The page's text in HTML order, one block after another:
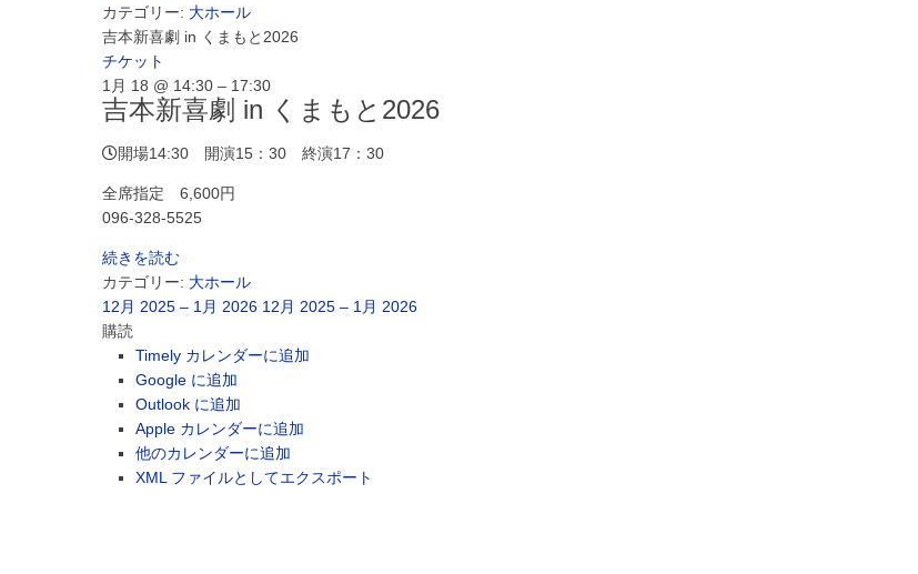
カテゴリー: 大ホール
吉本新喜劇 in くまもと2026
チケット
1月 18 @ 14:30 – 17:30
吉本新喜劇 in くまもと2026
開場14:30 開演15：30 終演17：30
全席指定 6,600円
096-328-5525
続きを読む
カテゴリー: 大ホール
12月 2025 – 1月 2026 12月 2025 – 1月 2026
購読
Timely カレンダーに追加
Google に追加
Outlook に追加
Apple カレンダーに追加
他のカレンダーに追加
XML ファイルとしてエクスポート